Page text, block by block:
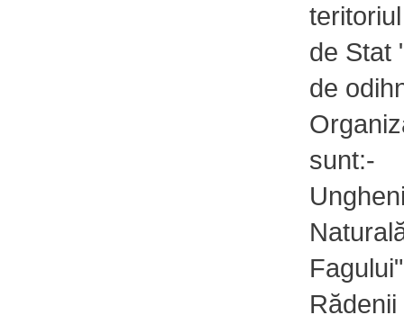
de Stat
de
sunt:-